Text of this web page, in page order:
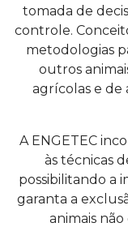
tomada de
controle.
metodologias
outros
agrícolas e de
A ENGETEC
às técnicas
possibilitando a
garanta a
animais